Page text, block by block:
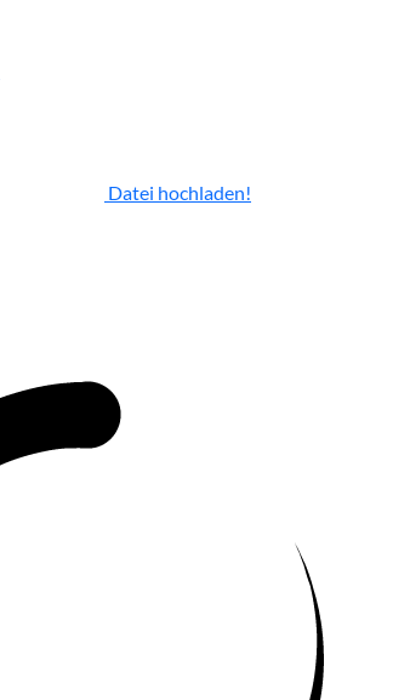
Datei hochladen!